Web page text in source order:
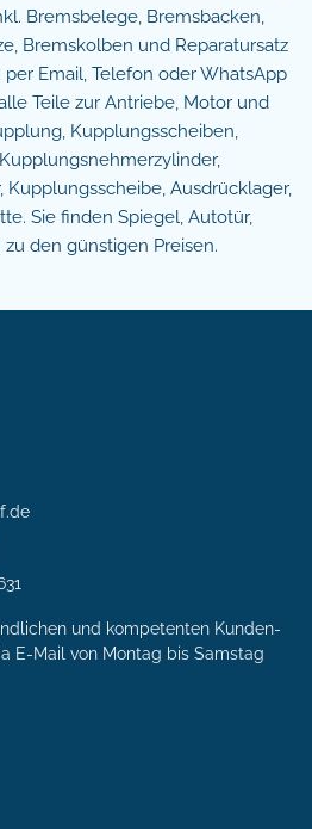
Bremsbelege, Bremsbacken,
Bremskolben und Reparatursatz
Email, Telefon oder WhatsApp
Teile zur Antriebe, Motor und
Kupplungsscheiben,
Ausdrücklager,
Sie finden Spiegel, Autotür,
zu den günstigen Preisen.
und kompetenten Kunden­
E-Mail von Mon­tag bis Samstag